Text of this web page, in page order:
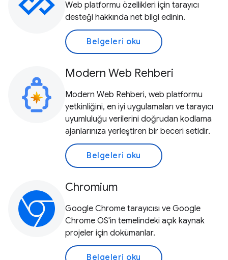
Web platformu özellikleri için tarayıcı
desteği hakkında net bilgi edinin.
Belgeleri oku
Modern Web Rehberi
Modern Web Rehberi, web platformu
yetkinliğini, en iyi uygulamaları ve tarayıcı
uyumluluğu verilerini doğrudan kodlama
ajanlarınıza yerleştiren bir beceri setidir.
Belgeleri oku
Chromium
Google Chrome tarayıcısı ve Google
Chrome OS'in temelindeki açık kaynak
projeler için dokümanlar.
Belgeleri oku